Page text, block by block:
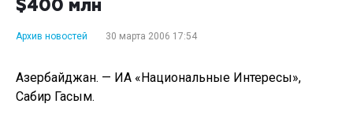
$400 млн
Архив новостей 30 марта 2006 17:54
Азербайджан. — ИА «Национальные Интересы»,
Сабир Гасым.